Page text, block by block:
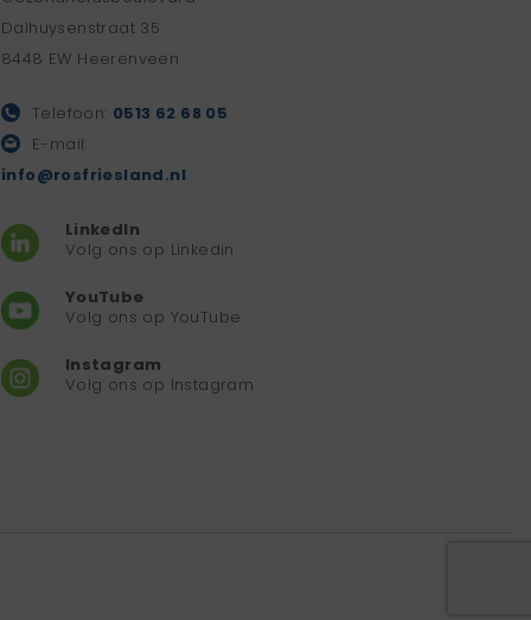
Dalhuysenstraat 35
8448 EW Heerenveen
Telefoon: 0513 62 68 05
E-mail:
info@rosfriesland.nl
LinkedIn
Volg ons op Linkedin
YouTube
Volg ons op YouTube
Instagram
Volg ons op Instagram